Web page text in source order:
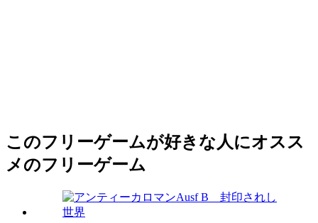
このフリーゲームが好きな人にオスス
メのフリーゲーム